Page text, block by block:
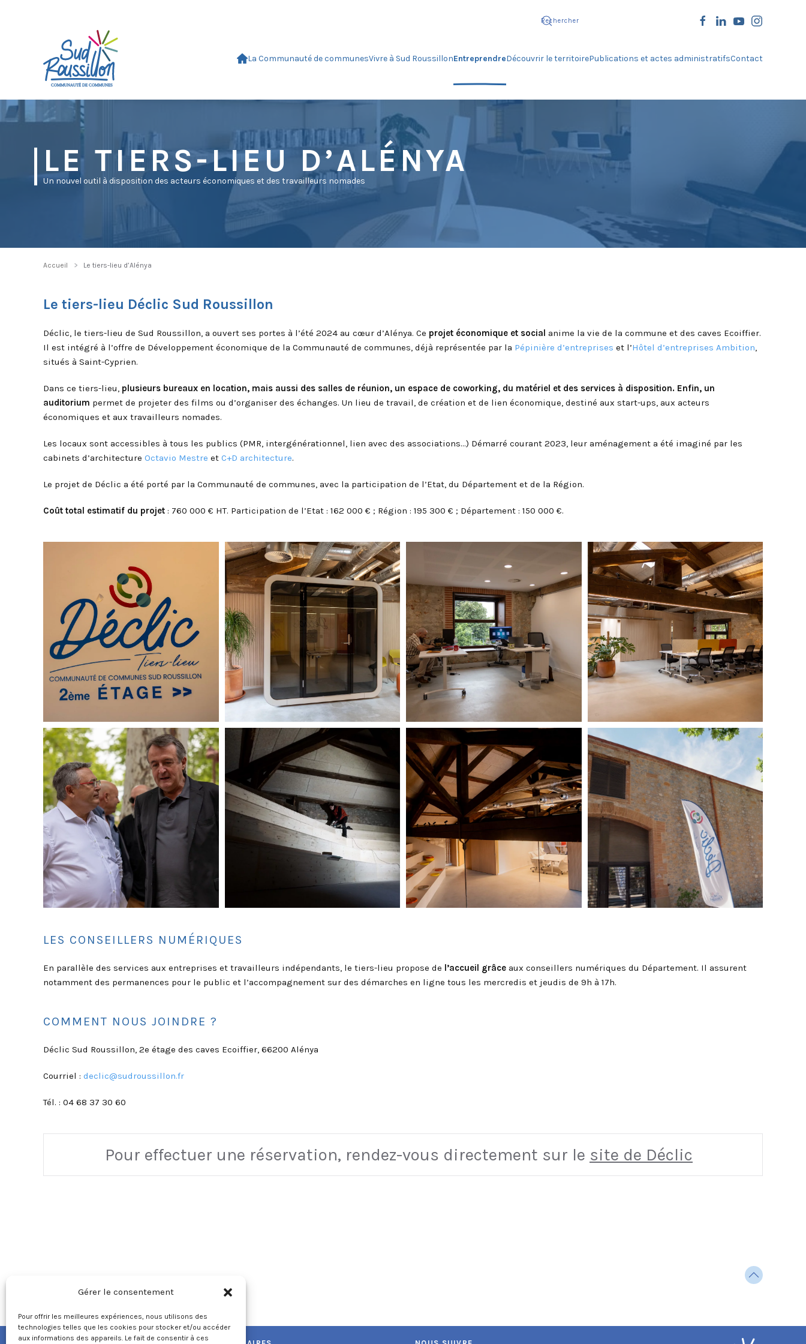
Gérer le consentement
Pour offrir les meilleures expériences, nous utilisons des
technologies telles que les cookies pour stocker et/ou accéder
aux informations des appareils. Le fait de consentir à ces
Passer au contenu principal
La Communauté de communesVivre à Sud RoussillonEntreprendreDécouvrir le territoirePublications et actes administratifsContact
LE TIERS-LIEU D’ALÉNYA
Un nouvel outil à disposition des acteurs économiques et des travailleurs nomades
Accueil Le tiers-lieu d’Alénya
Le tiers-lieu Déclic Sud Roussillon
Déclic, le tiers-lieu de Sud Roussillon, a ouvert ses portes à l’été 2024 au cœur d’Alénya. Ce projet économique et social anime la vie de la commune et des caves Ecoiffier.
Il est intégré à l’offre de Développement économique de la Communauté de communes, déjà représentée par la Pépinière d’entreprises et l’Hôtel d’entreprises Ambition,
situés à Saint-Cyprien.
Dans ce tiers-lieu, plusieurs bureaux en location, mais aussi des salles de réunion, un espace de coworking, du matériel et des services à disposition. Enfin, un
auditorium permet de projeter des films ou d’organiser des échanges. Un lieu de travail, de création et de lien économique, destiné aux start-ups, aux acteurs
économiques et aux travailleurs nomades.
Les locaux sont accessibles à tous les publics (PMR, intergénérationnel, lien avec des associations…) Démarré courant 2023, leur aménagement a été imaginé par les
cabinets d’architecture Octavio Mestre et C+D architecture.
Le projet de Déclic a été porté par la Communauté de communes, avec la participation de l’Etat, du Département et de la Région.
Coût total estimatif du projet : 760 000 € HT. Participation de l’Etat : 162 000 € ; Région : 195 300 € ; Département : 150 000 €.
LES CONSEILLERS NUMÉRIQUES
En parallèle des services aux entreprises et travailleurs indépendants, le tiers-lieu propose de l’accueil grâce aux conseillers numériques du Département. Il assurent
notamment des permanences pour le public et l’accompagnement sur des démarches en ligne tous les mercredis et jeudis de 9h à 17h.
COMMENT NOUS JOINDRE ?
Déclic Sud Roussillon, 2e étage des caves Ecoiffier, 66200 Alénya
Courriel : declic@sudroussillon.fr
Tél. : 04 68 37 30 60
Pour effectuer une réservation, rendez-vous directement sur le site de Déclic